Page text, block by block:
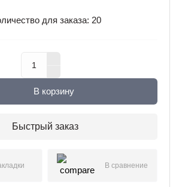
для заказа: 20
В корзину
Быстрый заказ
В сравнение